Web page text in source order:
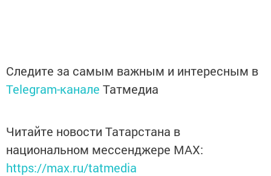
Следите за самым важным и интересным в
Telegram-канале Татмедиа
Читайте новости Татарстана в
национальном мессенджере MАХ:
https://max.ru/tatmedia